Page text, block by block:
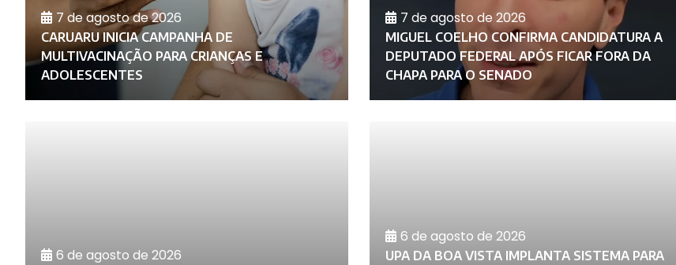
7 de agosto de 2026
CARUARU INICIA CAMPANHA DE
MULTIVACINAÇÃO PARA CRIANÇAS E
ADOLESCENTES
7 de agosto de 2026
MIGUEL COELHO CONFIRMA CANDIDATURA A
DEPUTADO FEDERAL APÓS FICAR FORA DA
CHAPA PARA O SENADO
6 de agosto de 2026
6 de agosto de 2026
UPA DA BOA VISTA IMPLANTA SISTEMA PARA